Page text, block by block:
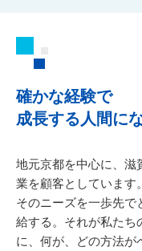
確かな経験で
成長する人間にな
地元京都を中心に、滋
業を顧客としています
そのニーズを一歩先
給する。それが私たち
に、何が、どの方法